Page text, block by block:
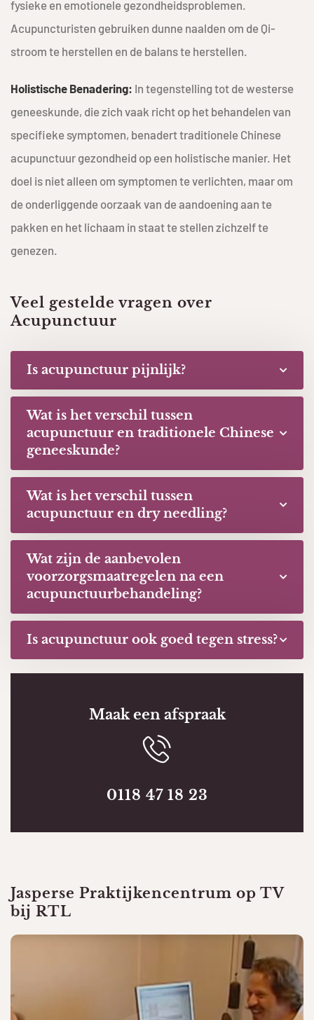
fysieke en emotionele gezondheidsproblemen.
Acupuncturisten gebruiken dunne naalden om de Qi-
stroom te herstellen en de balans te herstellen.
Holistische Benadering: In tegenstelling tot de westerse
geneeskunde, die zich vaak richt op het behandelen van
specifieke symptomen, benadert traditionele Chinese
acupunctuur gezondheid op een holistische manier. Het
doel is niet alleen om symptomen te verlichten, maar om
de onderliggende oorzaak van de aandoening aan te
pakken en het lichaam in staat te stellen zichzelf te
genezen.
Veel gestelde vragen over
Acupunctuur
Is acupunctuur pijnlijk?
Wat is het verschil tussen
acupunctuur en traditionele Chinese
geneeskunde?
Wat is het verschil tussen
acupunctuur en dry needling?
Wat zijn de aanbevolen
voorzorgsmaatregelen na een
acupunctuurbehandeling?
Is acupunctuur ook goed tegen stress?
Maak een afspraak
0118 47 18 23
Jasperse Praktijkencentrum op TV
bij RTL